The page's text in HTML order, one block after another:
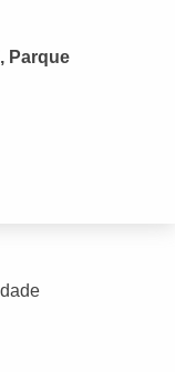
Parque